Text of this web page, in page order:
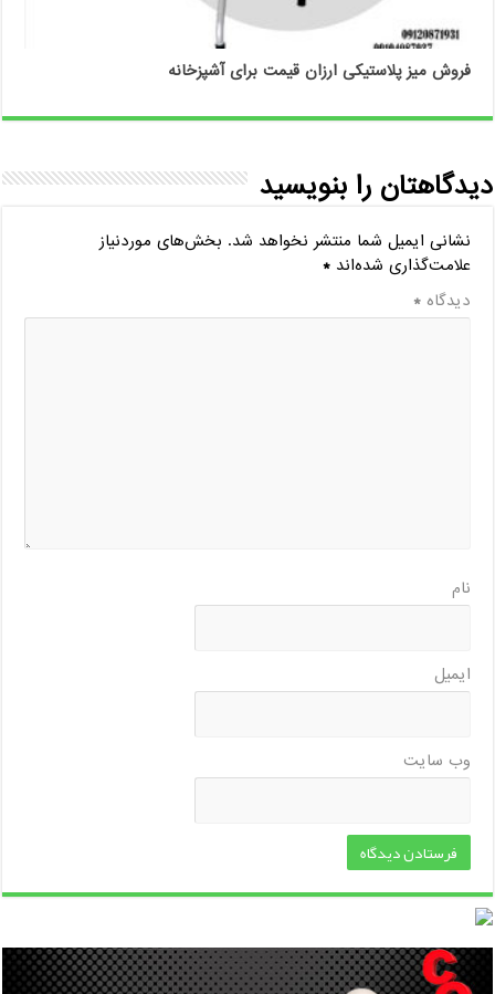
فروش میز پلاستیکی ارزان قیمت برای آشپزخانه
دیدگاهتان را بنویسید
نشانی ایمیل شما منتشر نخواهد شد. بخش‌های موردنیاز
علامت‌گذاری شده‌اند*
دیدگاه*
نام
ایمیل
وب‌ سایت